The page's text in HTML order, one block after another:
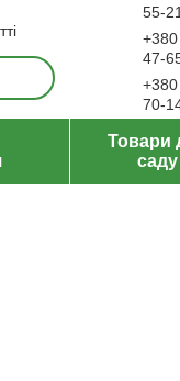
55-21
47-
70-
Товари
саду